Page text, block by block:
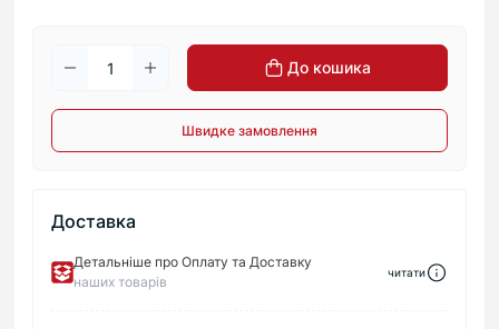
До кошика
Швидке замовлення
Доставка
Детальніше про Оплату та Доставку
наших товарів
читати